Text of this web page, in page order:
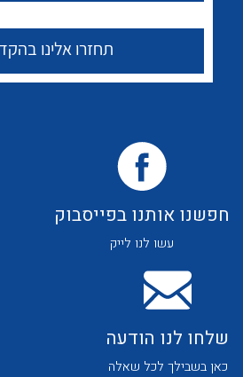
צור קשר
לכל מוצרי היצרן
לכל מוצרי היצרן
חפשנו אותנו בפייסבוק
עשו לנו לייק
שלחו לנו הודעה
כאן בשבילך לכל שאלה